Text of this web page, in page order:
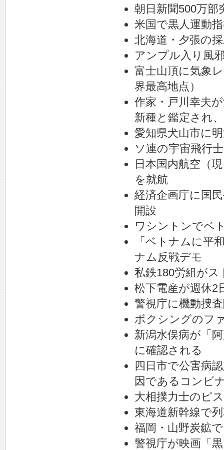
朝日新聞500万部
米国で黒人運動
北海道・夕張の
アンプル入り風
富士山頂に気象
界最高地点）
作家・戸川幸夫
新種と鑑定され
愛知県犬山市に
ソ連の宇宙飛行
日本国内航空（
を就航
経済企画庁に国
開設
ワシントンでベ
「ベトナムに平
ナム反戦デモ
私鉄180労組がス
松下電産が週休2
警視庁に機動捜
ボクシングのフ
新潟水俣病が「
に確認される
四日市で公害病
因であるコンビ
大相撲力士のピ
東海道新幹線で
福岡・山野炭鉱
警視庁が映画「